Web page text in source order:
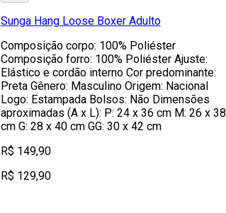
Sunga Hang Loose Boxer Adulto
Composição corpo: 100% Poliéster
Composição forro: 100% Poliéster Ajuste:
Elástico e cordão interno Cor predominante:
Preta Gênero: Masculino Origem: Nacional
Logo: Estampada Bolsos: Não Dimensões
aproximadas (A x L): P: 24 x 36 cm M: 26 x 38
cm G: 28 x 40 cm GG: 30 x 42 cm
R$ 149,90
R$ 129,90